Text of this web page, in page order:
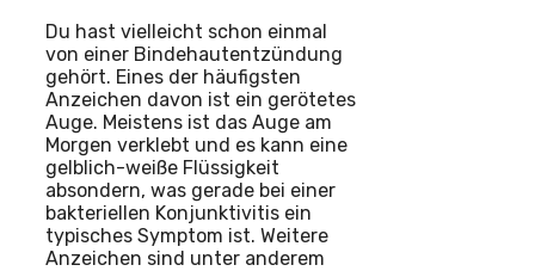
Du hast vielleicht schon einmal
von einer Bindehautentzündung
gehört. Eines der häufigsten
Anzeichen davon ist ein gerötetes
Auge. Meistens ist das Auge am
Morgen verklebt und es kann eine
gelblich-weiße Flüssigkeit
absondern, was gerade bei einer
bakteriellen Konjunktivitis ein
typisches Symptom ist. Weitere
Anzeichen sind unter anderem